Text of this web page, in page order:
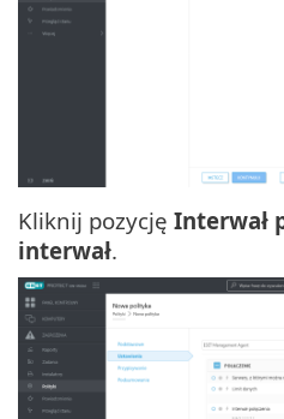
Kliknij pozycję Interwał
interwał.